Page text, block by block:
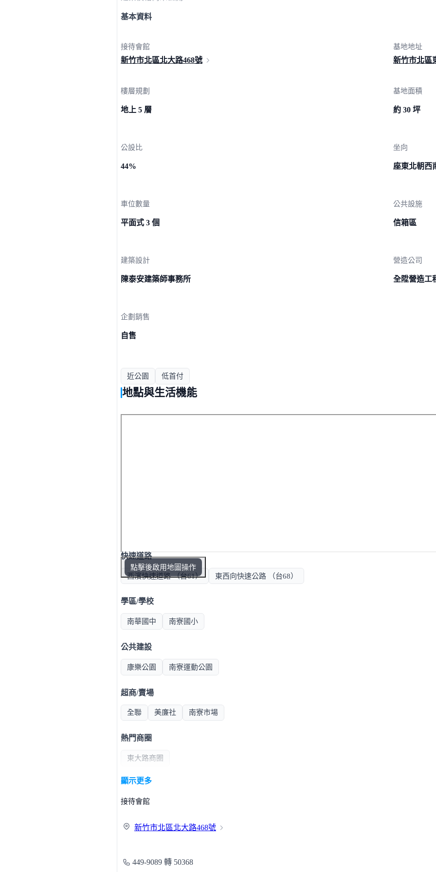
基本資料
接待會館
新竹市北區北大路468號
基地地址
新竹市北區
樓層規劃
地上 5 層
基地面積
約 30 坪
公設比
44%
坐向
座東北朝西
車位數量
平面式 3 個
公共設施
信箱區
建築設計
陳泰安建築師事務所
營造公司
全陞營造工
企劃銷售
自售
近公園 低首付
地點與生活機能
點擊後啟用地圖操作
快速道路
西濱快速道路 （台61） 東西向快速公路 （台68）
學區/學校
南華國中 南寮國小
公共建設
康樂公園 南寮運動公園
超商/賣場
全聯 美廉社 南寮市場
熱門商圈
東大路商圈
醫療機構
台大新竹分院
顯示更多
接待會館
新竹市北區北大路468號
449-9089 轉 50368